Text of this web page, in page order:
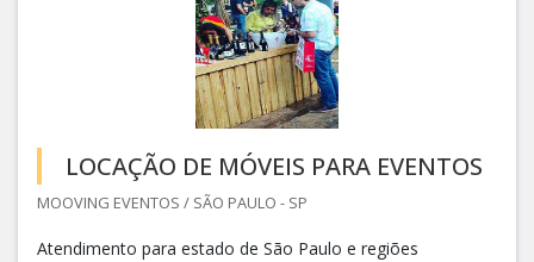
LOCAÇÃO DE MÓVEIS PARA EVENTOS
MOOVING EVENTOS / SÃO PAULO - SP
Atendimento para estado de São Paulo e regiões